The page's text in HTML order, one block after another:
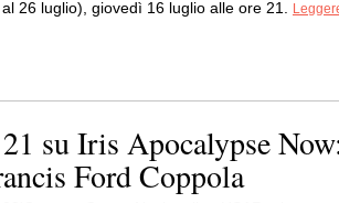
26 luglio), giovedì 16 luglio alle ore 21.
su Iris Apocalypse
Ford Coppola